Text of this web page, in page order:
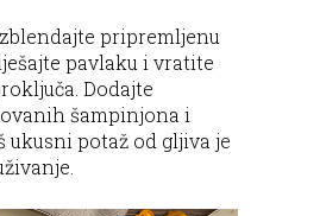
pripremljenu
pavlaku i vratite
Dodajte
šampinjona i
ukusni potaž od gljiva je